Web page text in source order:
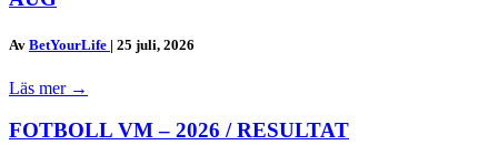
Av BetYourLife | 25 juli, 2026
Läs mer →
FOTBOLL VM – 2026 / RESULTAT